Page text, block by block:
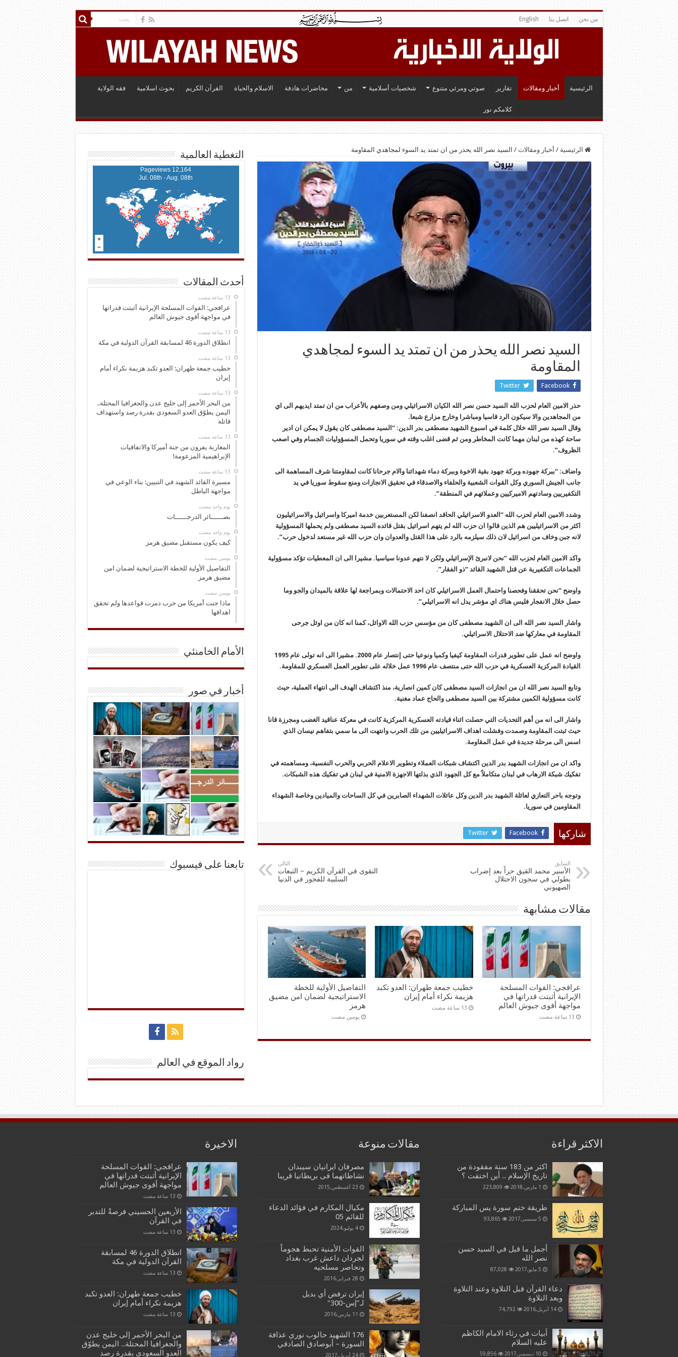
من نحن اتصل بنا English
الرئيسية أخبار ومقالات تقارير صوتي ومرئي متنوع شخصيات أسلامية من محاضرات هادفة الاسلام والحياة القرآن الكريم بحوث اسلامية فقه الولاية
كلامكم نور
الرئيسية / أخبار ومقالات / السيد نصر الله يحذر من ان تمتد يد السوء لمجاهدي المقاومة
السيد نصر الله يحذر من ان تمتد يد السوء لمجاهدي
المقاومة
Facebook
Twitter
حذر الامين العام لحزب الله السيد حسن نصر الله الكيان الاسرائيلي ومن وصفهم بالأعراب من ان تمتد ايديهم الى اي
من المجاهدين والا سيكون الرد قاسيا ومباشرا وخارج مزارع شبعا.
وقال السيد نصر الله خلال كلمة في اسبوع الشهيد مصطفى بدر الدين: “السيد مصطفى كان يقول لا يمكن ان ادير
ساحة كهذه من لبنان مهما كانت المخاطر ومن ثم قضى اغلب وقته في سوريا وتحمل المسؤوليات الجسام وفي اصعب
الظروف”.
واضاف: “ببركة جهوده وبركة جهود بقية الاخوة وببركة دماء شهدائنا والام جرحانا كانت لمقاومتنا شرف المساهمة الى
جانب الجيش السوري وكل القوات الشعبية والحلفاء والاصدقاء في تحقيق الانجازات ومنع سقوط سوريا في يد
التكفيريين وسادتهم الاميركيين وعملائهم في المنطقة”.
وشدد الامين العام لحزب الله “العدو الاسرائيلي الحاقد انصفنا لكن المستعربين خدمة اميركا واسرائيل والاسرائيليون
اكثر من الاسرائيليين هم الذين قالوا ان حزب الله لم يتهم اسرائيل بقتل قائده السيد مصطفى ولم يحملها المسؤولية
لانه جبن وخاف من اسرائيل لان ذلك سيلزمه بالرد على هذا القتل والعدوان وان حزب الله غير مستعد لدخول حرب”.
واكد الامين العام لحزب الله “نحن لانبرئ الإسرائيلي ولكن لا نتهم عدونا سياسيا. مشيرا الى ان المعطيات تؤكد مسؤولية
الجماعات التكفيرية عن قتل الشهيد القائد “ذو الفقار”.
واوضح “نحن تحققنا وفحصنا واحتمال العمل الاسرائيلي كان احد الاحتمالات وبمراجعة لها علاقة بالميدان والجو وما
حصل خلال الانفجار فليس هناك اي مؤشر يدل انه الاسرائيلي”.
واشار السيد نصر الله الى ان الشهيد مصطفى كان من مؤسس حزب الله الاوائل، كمنا انه كان من اوئل جرحى
المقاومة في معاركها ضد الاحتلال الاسرائيلي.
واوضح انه عمل على تطوير قدرات المقاومة كيفيا وكميا ونوعيا حتى إنتصار عام 2000. مشيرا الى انه تولى عام 1995
القيادة المركزية العسكرية في حزب الله حتى منتصف عام 1996 عمل خلاله على تطوير العمل العسكري للمقاومة.
وتابع السيد نصر الله ان من انجازات السيد مصطفى كان كمين انصارية، منذ اكتشاف الهدف الى انتهاء العملية، حيث
كانت مسؤولية الكمين مشتركة بين السيد مصطفى والحاج عماد مغنية.
واشار الى انه من أهم التحديات التي حصلت اثناء قيادته العسكرية المركزية كانت في معركة عناقيد الغضب ومجرزة قانا
حيث ثبتت المقاومة وصمدت وفشلت اهداف الاسرائيليين من تلك الحرب وانتهت الى ما سمي بتفاهم نيسان الذي
اسس الى مرحلة جديدة في عمل المقاومة.
واكد ان من انجازات الشهيد بدر الدين اكتشاف شبكات العملاء وتطوير الاعلام الحربي والحرب النفسية، ومساهمته في
تفكيك شبكة الارهاب في لبنان متكاملاً مع كل الجهود الذي بذلتها الاجهزة الامنية في لبنان في تفكيك هذه الشبكات.
وتوجه باحر التعازي لعائلة الشهيد بدر الدين وكل عائلات الشهداء الصابرين في كل الساحات والميادين وخاصة الشهداء
المقاومين في سوريا.
شاركها Facebook
Twitter
السابق
الأسير محمد القيق حراً بعد إضراب
بطولي في سجون الاحتلال
الصهيوني
التالي
التقوى في القرآن الكريم – التبعات
السلبية للفجور في الدنيا
مقالات مشابهة
عراقجي: القوات المسلحة
الإيرانية أثبتت قدراتها في
مواجهة أقوى جيوش العالم
خطيب جمعة طهران: العدو تكبد
هزيمة نكراء أمام إيران
التفاصيل الأولية للخطة
الاستراتيجية لضمان امن مضيق
هرمز
‏يومين مضت
التغطية العالمية
12,164 Pageviews
Jul. 08th - Aug. 08th
أحدث المقالات
عراقجي: القوات المسلحة الإيرانية أثبتت قدراتها
في مواجهة أقوى جيوش العالم
انطلاق الدورة 46 لمسابقة القرآن الدولية في مكة
خطيب جمعة طهران: العدو تكبد هزيمة نكراء أمام
إيران
من البحر الأحمر إلى خليج عدن والجغرافيا المحتلة..
اليمن يطوّق العدو السعودي بقدرة رصد واستهداف
قاتلة
المغاربة يفرون من جنة أميركا والاتفاقيات
الإبراهيمية المزعومة!
مسيرة القائد الشهيد في التبيين: بناء الوعي في
مواجهة الباطل
‏يوم واحد مضت
بصــــــائر الدرجــــــات
‏يوم واحد مضت
كيف يكون مستقبل مضيق هرمز
‏يومين مضت
التفاصيل الأولية للخطة الاستراتيجية لضمان امن
مضيق هرمز
‏يومين مضت
ماذا جنت أمريكا من حرب دمرت قواعدها ولم تحقق
اهدافها
الأمام الخامنئي
أخبار في صور
تابعنا على فيسبوك
رواد الموقع في العالم
الاكثر قراءة
اكثر من 183 سنة مفقودة من
تاريخ الإسلام .. أين اختفت ؟
1 مارس,2018 223,809
طريقة ختم سورة يس المباركة
5 سبتمبر,2017 93,865
أجمل ما قيل في السيد حسن
نصر الله
5 مايو,2017 87,028
دعاء القرآن قبل التلاوة وعند التلاوة
وبعد التلاوة
14 أبريل,2016 74,792
أبيات في رثاء الامام الكاظم
عليه السلام
10 ديسمبر,2017 59,856
مقالات منوعة
مصرفان ایرانیان سیبدان
نشاطاتهما فی بریطانیا قریبا
23 أغسطس,2015
مكيال المكارم في فؤائد الدعاء
للقائم 05
4 يوليو,2024
القوات الأمنية تحبط هجوماً
لجردان داعش غرب بغداد
وتحاصر مسلحيه
28 فبراير,2016
إيران ترفض أي بديل
لـ”إس-300″
11 مارس,2016
176 الشهيد حالوب نوري عذافة
السورة – أبوصادق الصادقي
24 أبريل,2017
الاخيرة
عراقجي: القوات المسلحة
الإيرانية أثبتت قدراتها في
مواجهة أقوى جيوش العالم
الأربعين الحسيني فرصةٌ للتدبر
في القرآن
انطلاق الدورة 46 لمسابقة
القرآن الدولية في مكة
خطيب جمعة طهران: العدو تكبد
هزيمة نكراء أمام إيران
من البحر الأحمر إلى خليج عدن
والجغرافيا المحتلة.. اليمن يطوّق
العدو السعودي بقدرة رصد